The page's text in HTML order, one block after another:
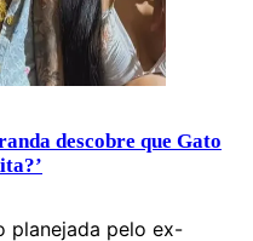
descobre que Gato
planejada pelo ex-